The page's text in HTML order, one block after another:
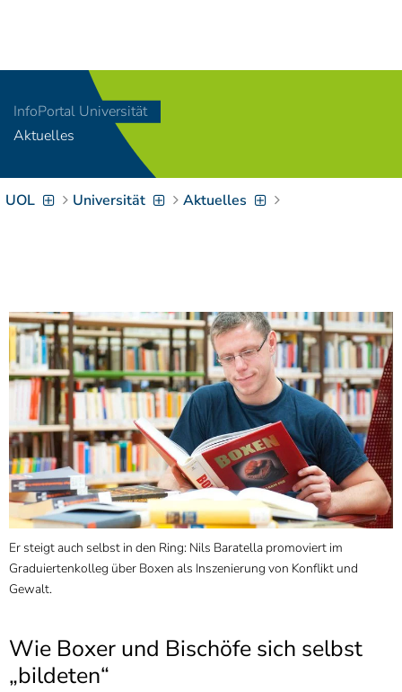
[Access-Key 8
Zum Inhalt springen
Zur Suche springen
[Access-Key 4]
Zur Hauptnavigation
9]
Zur
Brotkrumennavigation
springen[Access-Key
Informationen zur
Barrierefreiheit
InfoPortal Universität
Aktuelles
UOL Universität Aktuelles
Er steigt auch selbst in den Ring: Nils Baratella promoviert im
Graduiertenkolleg über Boxen als Inszenierung von Konflikt und
Gewalt.
Wie Boxer und Bischöfe sich selbst
„bildeten“